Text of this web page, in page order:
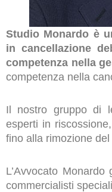
Studio Monardo è
in cancellazione
competenza nella
competenza nella
Il nostro gruppo di
esperti in
fino alla rimozione
L’Avvocato
commercialisti